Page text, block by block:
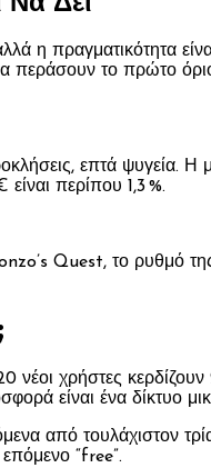
η πραγματικότητα
το πρώτο
επτά ψυγεία. Η
περίπου 1,3 %.
Quest, το ρυθμό
χρήστες
είναι ένα δίκτυο
από τουλάχιστον
“free”.